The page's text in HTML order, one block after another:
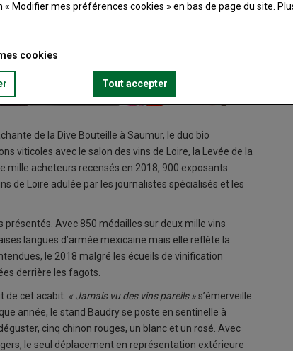
de la Dive Bouteille à Saumur, le duo bio
viticoles avec le salon des vins de Loire, la Levée de la
mille acheteurs recensés en 2018, 900 exposants
de Loire adulée par les journalistes spécialisés et les
Avec 850 médailles sur deux mille vins
langues d’armée mexicaine mais elle reflète la
le 2018 malgré les écueils de vinification
derrière les fagots.
de cet acabit. « Jamais vu des vins pareils »s’émerveille
année, le stand Baudry se poste en sentinelle à
cinq chinon rouges, un blanc et un rosé. Avec
le seul déplacement en représentation extérieure
« Modifier mes préférences cookies » en bas de page du site.
cookies
Tout accepter